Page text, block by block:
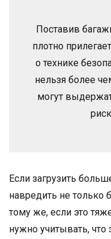
Поставив
плотно
о технике
нельзя более
могут
Если загрузить
навредить не только
тому же, если это
нужно учитывать, что